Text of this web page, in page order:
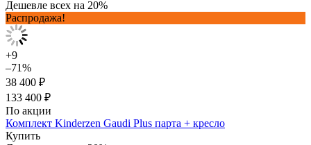
Дешевле всех на 20%
Распродажа!
+9
–71%
38 400 ₽
133 400 ₽
По акции
Комплект Kinderzen Gaudi Plus парта + кресло
Купить